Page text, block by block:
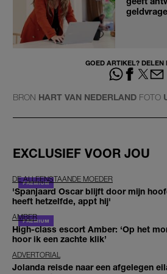
GOED ARTIKEL? DELEN
BRON HART VAN NEDERLAND FOTO
EXCLUSIEF VOOR JOU
DE ALLEENSTAANDE MOEDER
'Spanjaard Oscar blijft door mijn
heeft hetzelfde, appt hij'
AMBER
High-class escort Amber: ‘Op het
hoor ik een zachte klik’
ADVERTORIAL
Jolanda reisde naar een afgelegen